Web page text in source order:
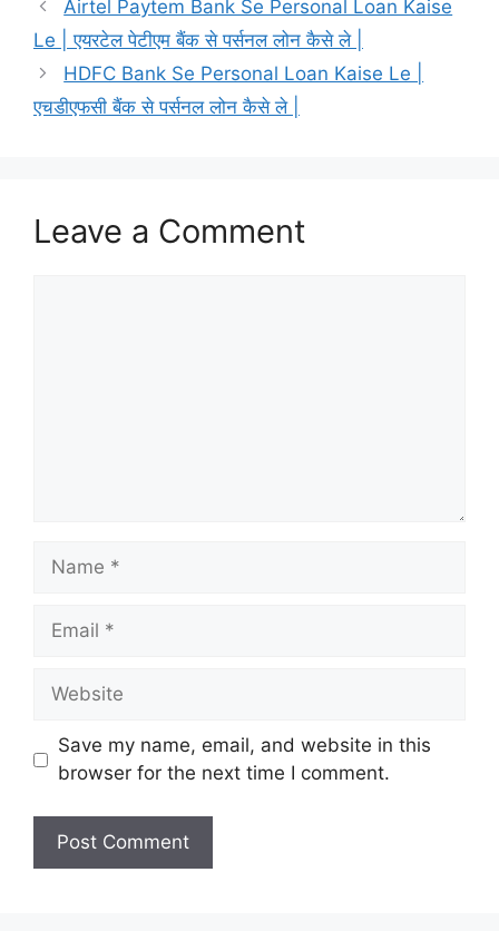
Airtel Paytem Bank Se Personal Loan Kaise
Le | एयरटेल पेटीएम बैंक से पर्सनल लोन कैसे ले |
HDFC Bank Se Personal Loan Kaise Le |
एचडीएफसी बैंक से पर्सनल लोन कैसे ले |
Leave a Comment
Name
Email
Website
Save my name, email, and website in this
browser for the next time I comment.